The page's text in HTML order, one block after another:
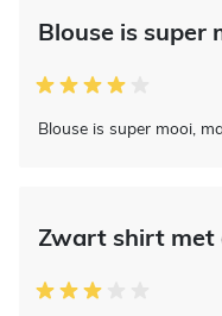
Blouse is super
Blouse is super mooi,
Zwart shirt met